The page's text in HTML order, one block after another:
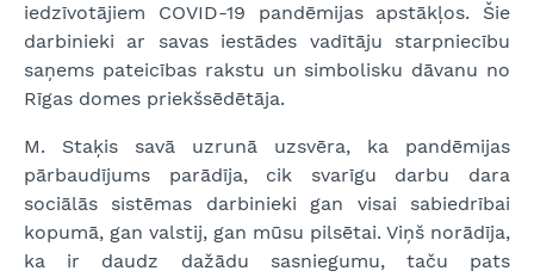
iedzīvotājiem COVID-19 pandēmijas apstākļos. Šie
darbinieki ar savas iestādes vadītāju starpniecību
saņems pateicības rakstu un simbolisku dāvanu no
Rīgas domes priekšsēdētāja.
M. Staķis savā uzrunā uzsvēra, ka pandēmijas
pārbaudījums parādīja, cik svarīgu darbu dara
sociālās sistēmas darbinieki gan visai sabiedrībai
kopumā, gan valstij, gan mūsu pilsētai. Viņš norādīja,
ka ir daudz dažādu sasniegumu, taču pats